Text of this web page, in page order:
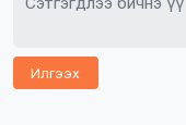
Илгээх